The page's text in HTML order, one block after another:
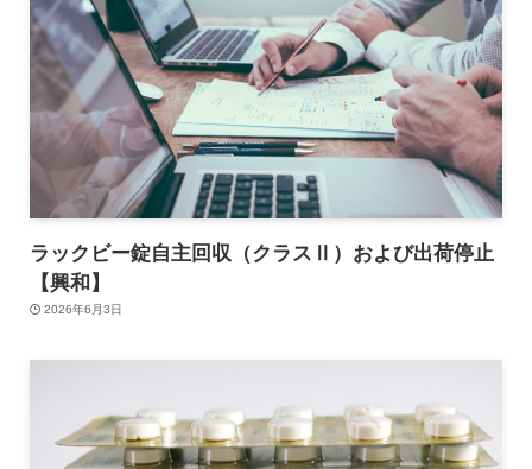
ラックビー錠自主回収（クラスⅡ）および出荷停止
【興和】
2026年6月3日